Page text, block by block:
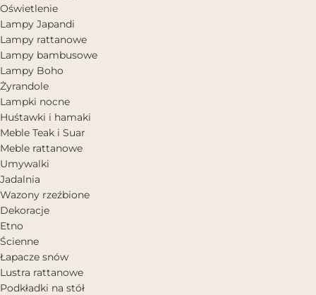
Oświetlenie
Lampy Japandi
Lampy rattanowe
Lampy bambusowe
Lampy Boho
Żyrandole
Lampki nocne
Huśtawki i hamaki
Meble Teak i Suar
Meble rattanowe
Umywalki
Jadalnia
Wazony rzeźbione
Dekoracje
Etno
Ścienne
Łapacze snów
Lustra rattanowe
Podkładki na stół